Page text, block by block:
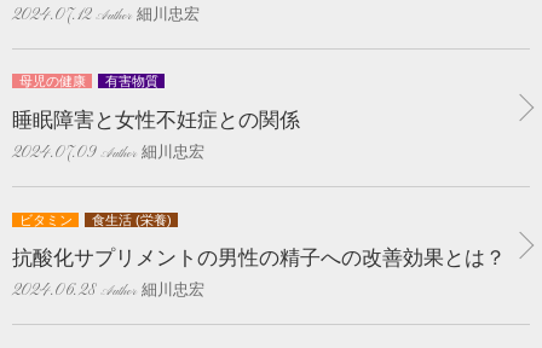
2024.07.12 細川忠宏
母児の健康 有害物質
睡眠障害と女性不妊症との関係
2024.07.09 細川忠宏
ビタミン 食生活 (栄養)
抗酸化サプリメントの男性の精子への改善効果とは？
2024.06.28 細川忠宏